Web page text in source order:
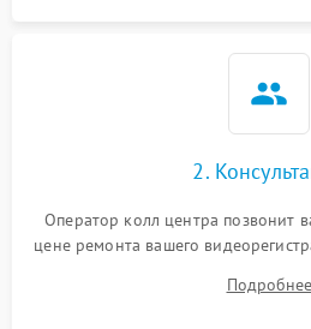
2.
Оператор колл центра позвонит
цене ремонта вашего
Подробнее